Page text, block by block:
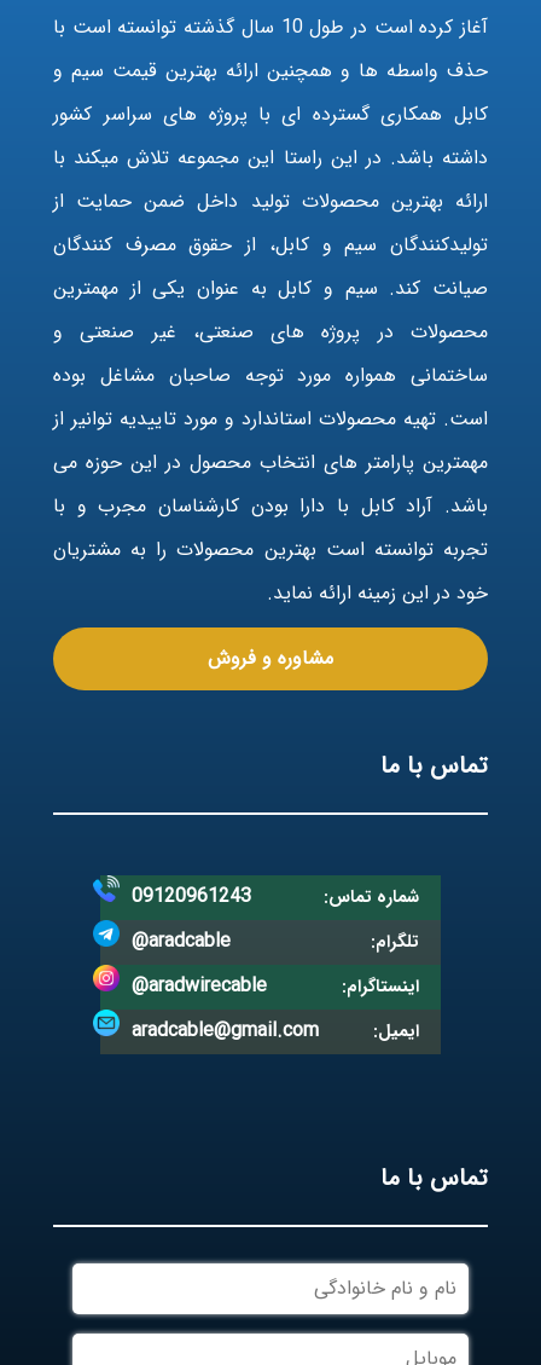
آغاز کرده است در طول 10 سال گذشته توانسته است با
حذف واسطه ها و همچنین ارائه بهترین قیمت سیم و
کابل همکاری گسترده ای با پروژه های سراسر کشور
داشته باشد. در این راستا این مجموعه تلاش میکند با
ارائه بهترین محصولات تولید داخل ضمن حمایت از
تولیدکنندگان سیم و کابل، از حقوق مصرف کنندگان
صیانت کند. سیم و کابل به عنوان یکی از مهمترین
محصولات در پروژه های صنعتی، غیر صنعتی و
ساختمانی همواره مورد توجه صاحبان مشاغل بوده
است. تهیه محصولات استاندارد و مورد تاییدیه توانیر از
مهمترین پارامتر های انتخاب محصول در این حوزه می
باشد. آراد کابل با دارا بودن کارشناسان مجرب و با
تجربه توانسته است بهترین محصولات را به مشتریان
خود در این زمینه ارائه نماید.
مشاوره و فروش
تماس با ما
شماره تماس: 09120961243
تلگرام: @aradcable
اینستاگرام: @aradwirecable
ایمیل: aradcable@gmail.com
تماس با ما